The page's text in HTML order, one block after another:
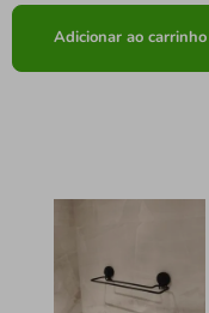
Adicionar ao carrinho